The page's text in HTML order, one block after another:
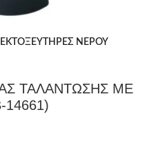
ΕΚΤΟΞΕΥΤΗΡΕΣ ΝΕΡΟΥ
ΤΑΛΑΝΤΩΣΗΣ ΜΕ